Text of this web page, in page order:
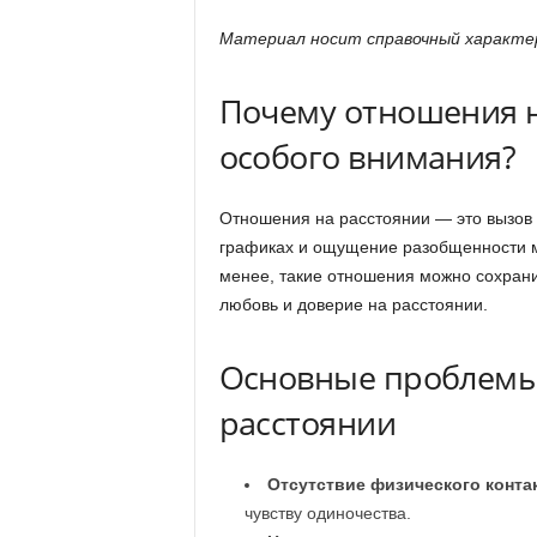
Материал носит справочный
Почему отношения
особого внимания?
Отношения на расстоянии — это вызов
графиках и ощущение разобщенности
менее, такие отношения можно
любовь и доверие на расстоянии.
Основные
расстоянии
Отсутствие физического
чувству одиночества.